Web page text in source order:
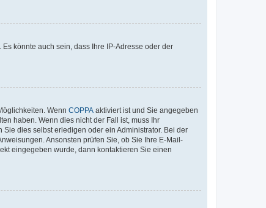
könnte auch sein, dass Ihre IP-Adresse oder der
Wenn COPPA aktiviert ist und Sie angegeben
haben. Wenn dies nicht der Fall ist, muss Ihr
dies selbst erledigen oder ein Administrator. Bei der
Ansonsten prüfen Sie, ob Sie Ihre E-Mail-
eingegeben wurde, dann kontaktieren Sie einen